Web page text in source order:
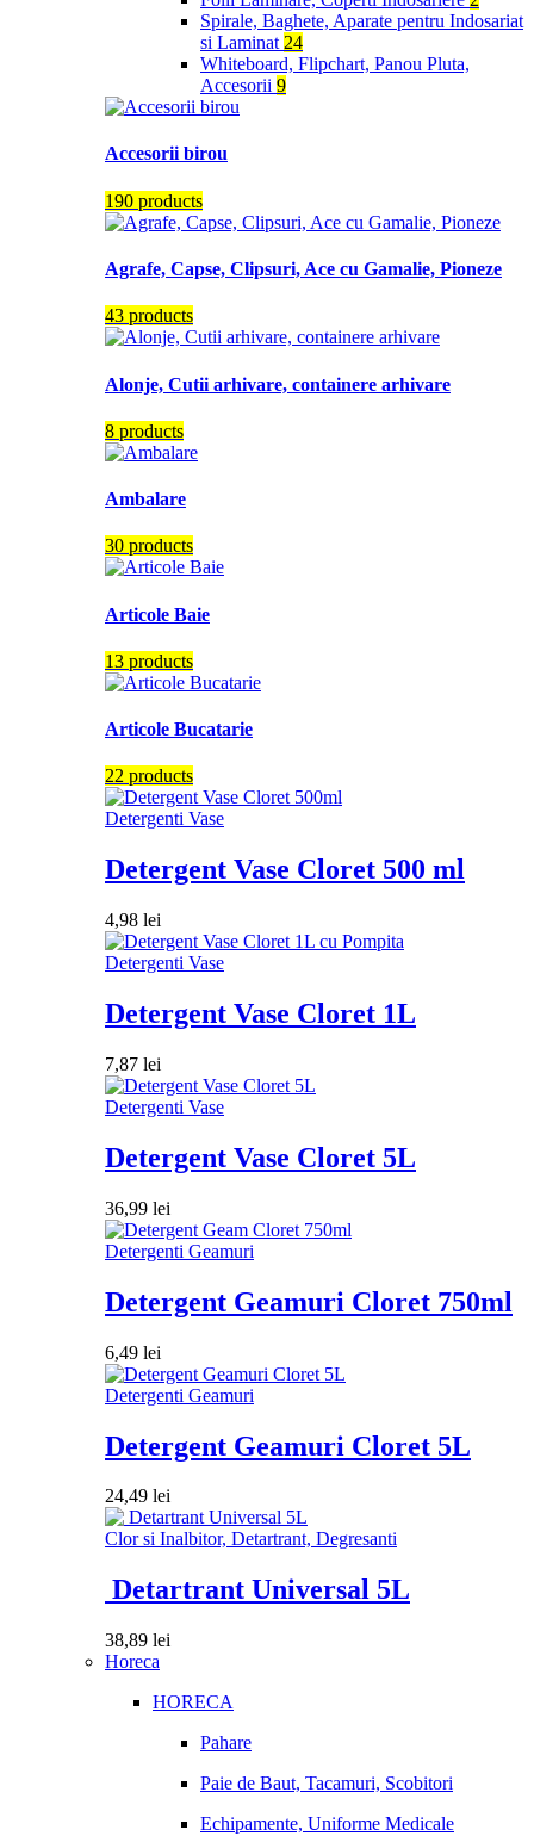
Spirale, Baghete, Aparate pentru Indosariat
si Laminat 24
Whiteboard, Flipchart, Panou Pluta,
Accesorii 9
Accesorii birou
190 products
Agrafe, Capse, Clipsuri, Ace cu Gamalie, Pioneze
43 products
Alonje, Cutii arhivare, containere arhivare
8 products
Ambalare
30 products
Articole Baie
13 products
Articole Bucatarie
22 products
Detergenti Vase
Detergent Vase Cloret 500 ml
4,98 lei
Detergenti Vase
Detergent Vase Cloret 1L
7,87 lei
Detergenti Vase
Detergent Vase Cloret 5L
36,99 lei
Detergenti Geamuri
Detergent Geamuri Cloret 750ml
6,49 lei
Detergenti Geamuri
Detergent Geamuri Cloret 5L
24,49 lei
Clor si Inalbitor, Detartrant, Degresanti
Detartrant Universal 5L
38,89 lei
Horeca
HORECA
Pahare
Paie de Baut, Tacamuri, Scobitori
Echipamente, Uniforme Medicale